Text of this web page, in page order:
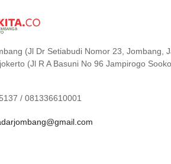
(Jl Dr Setiabudi Nomor 23, Jombang,
(Jl R A Basuni No 96 Jampirogo
/ 081336610001